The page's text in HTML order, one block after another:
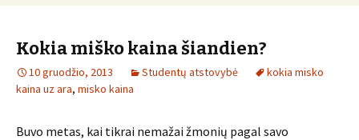
Kokia miško kaina šiandien?
10 gruodžio, 2013 Studentų atstovybė
kokia misko
kaina uz ara, misko kaina
Buvo metas, kai tikrai nemažai žmonių pagal savo